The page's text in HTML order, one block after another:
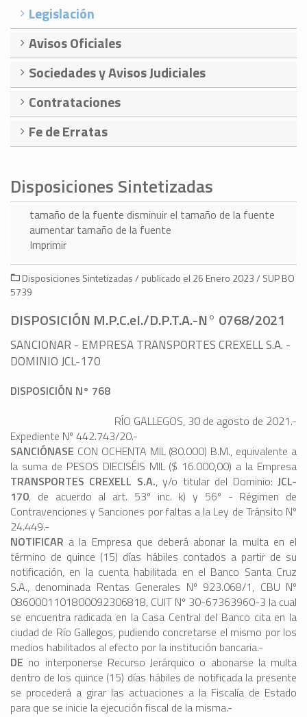
Legislación
Avisos Oficiales
Sociedades y Avisos Judiciales
Contrataciones
Fe de Erratas
Disposiciones Sintetizadas
tamaño de la fuente disminuir el tamaño de la fuente
aumentar tamaño de la fuente
Imprimir
Disposiciones Sintetizadas / publicado el 26 Enero 2023 / SUP BO
5739
DISPOSICIÓN M.P.C.eI./D.P.T.A.-N° 0768/2021
SANCIONAR - EMPRESA TRANSPORTES CREXELL S.A. -
DOMINIO JCL-170
DISPOSICIÓN N° 768
RÍO GALLEGOS, 30 de agosto de 2021.-
Expediente Nº 442.743/20.-
SANCIÓNASE CON OCHENTA MIL (80.000) B.M., equivalente a
la suma de PESOS DIECISÉIS MIL ($ 16.000,00) a la Empresa
TRANSPORTES CREXELL S.A., y/o titular del Dominio:JCL-
170, de acuerdo al art. 53º inc. k) y 56º - Régimen de
Contravenciones y Sanciones por faltas a la Ley de Tránsito Nº
24.449.-
NOTIFICAR a la Empresa que deberá abonar la multa en el
término de quince (15) días hábiles contados a partir de su
notificación, en la cuenta habilitada en el Banco Santa Cruz
S.A., denominada Rentas Generales Nº 923.068/1, CBU Nº
0860001101800092306818, CUIT Nº 30-67363960-3 la cual
se encuentra radicada en la Casa Central del Banco cita en la
ciudad de Río Gallegos, pudiendo concretarse el mismo por los
medios habilitados al efecto por la institución bancaria.-
DE no interponerse Recurso Jerárquico o abonarse la multa
dentro de los quince (15) días hábiles de notificada la presente
se procederá a girar las actuaciones a la Fiscalía de Estado
para que se inicie la ejecución fiscal de la misma.-